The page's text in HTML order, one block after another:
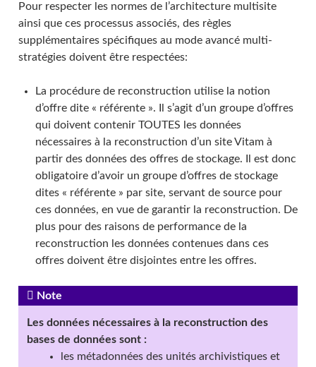
Pour respecter les normes de l’architecture multisite
ainsi que ces processus associés, des règles
supplémentaires spécifiques au mode avancé multi-
stratégies doivent être respectées:
La procédure de reconstruction utilise la notion
d’offre dite « référente ». Il s’agit d’un groupe d’offres
qui doivent contenir TOUTES les données
nécessaires à la reconstruction d’un site Vitam à
partir des données des offres de stockage. Il est donc
obligatoire d’avoir un groupe d’offres de stockage
dites « référente » par site, servant de source pour
ces données, en vue de garantir la reconstruction. De
plus pour des raisons de performance de la
reconstruction les données contenues dans ces
offres doivent être disjointes entre les offres.
Note
Les données nécessaires à la reconstruction des
bases de données sont :
les métadonnées des unités archivistiques et